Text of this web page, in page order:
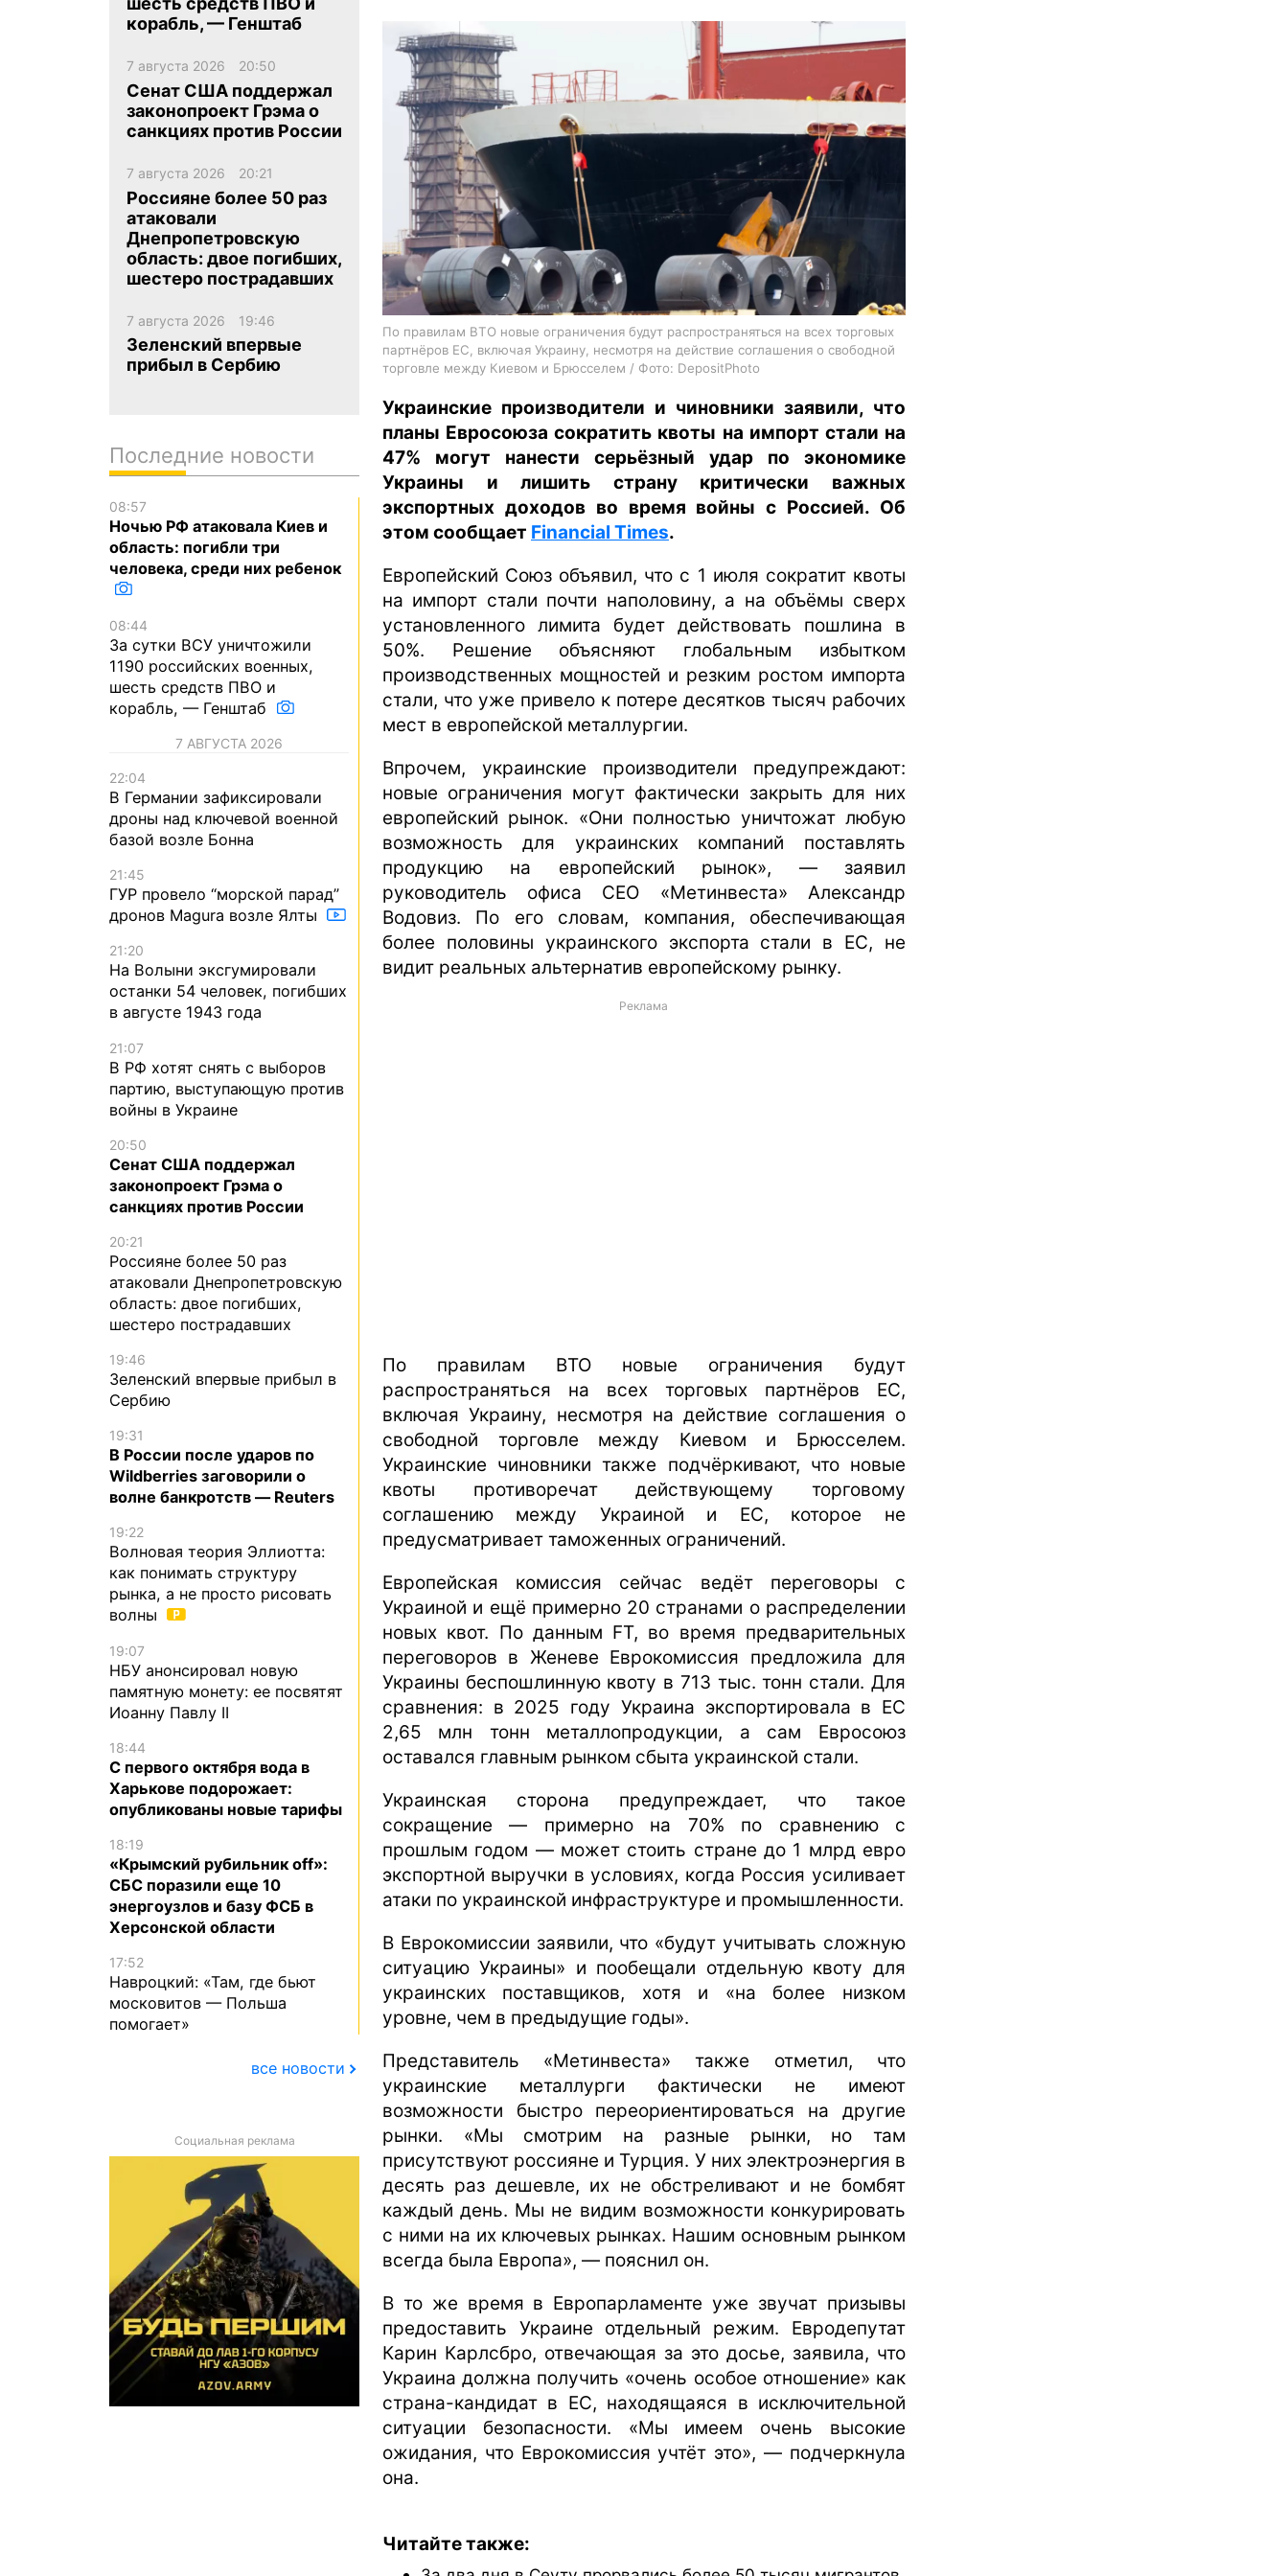
архив
gambling
en
По правилам ВТО новые ограничения будут распространяться на всех торговых
партнёров ЕС, включая Украину, несмотря на действие соглашения о свободной
торговле между Киевом и Брюсселем / Фото: DepositPhoto
Украинские производители и чиновники заявили, что
планы Евросоюза сократить квоты на импорт стали на
47% могут нанести серьёзный удар по экономике
Украины и лишить страну критически важных
экспортных доходов во время войны с Россией. Об
этом сообщает Financial Times.
Европейский Союз объявил, что с 1 июля сократит квоты
на импорт стали почти наполовину, а на объёмы сверх
установленного лимита будет действовать пошлина в
50%. Решение объясняют глобальным избытком
производственных мощностей и резким ростом импорта
стали, что уже привело к потере десятков тысяч рабочих
мест в европейской металлургии.
Впрочем, украинские производители предупреждают:
новые ограничения могут фактически закрыть для них
европейский рынок. «Они полностью уничтожат любую
возможность для украинских компаний поставлять
продукцию на европейский рынок», — заявил
руководитель офиса CEO «Метинвеста» Александр
Водовиз. По его словам, компания, обеспечивающая
более половины украинского экспорта стали в ЕС, не
видит реальных альтернатив европейскому рынку.
Реклама
По правилам ВТО новые ограничения будут
распространяться на всех торговых партнёров ЕС,
включая Украину, несмотря на действие соглашения о
свободной торговле между Киевом и Брюсселем.
Украинские чиновники также подчёркивают, что новые
квоты противоречат действующему торговому
соглашению между Украиной и ЕС, которое не
предусматривает таможенных ограничений.
Европейская комиссия сейчас ведёт переговоры с
Украиной и ещё примерно 20 странами о распределении
новых квот. По данным FT, во время предварительных
переговоров в Женеве Еврокомиссия предложила для
Украины беспошлинную квоту в 713 тыс. тонн стали. Для
сравнения: в 2025 году Украина экспортировала в ЕС
2,65 млн тонн металлопродукции, а сам Евросоюз
оставался главным рынком сбыта украинской стали.
Украинская сторона предупреждает, что такое
сокращение — примерно на 70% по сравнению с
прошлым годом — может стоить стране до 1 млрд евро
экспортной выручки в условиях, когда Россия усиливает
атаки по украинской инфраструктуре и промышленности.
В Еврокомиссии заявили, что «будут учитывать сложную
ситуацию Украины» и пообещали отдельную квоту для
украинских поставщиков, хотя и «на более низком
уровне, чем в предыдущие годы».
Представитель «Метинвеста» также отметил, что
украинские металлурги фактически не имеют
возможности быстро переориентироваться на другие
рынки. «Мы смотрим на разные рынки, но там
присутствуют россияне и Турция. У них электроэнергия в
десять раз дешевле, их не обстреливают и не бомбят
каждый день. Мы не видим возможности конкурировать
с ними на их ключевых рынках. Нашим основным рынком
всегда была Европа», — пояснил он.
В то же время в Европарламенте уже звучат призывы
предоставить Украине отдельный режим. Евродепутат
Карин Карлсбро, отвечающая за это досье, заявила, что
Украина должна получить «очень особое отношение» как
страна-кандидат в ЕС, находящаяся в исключительной
ситуации безопасности. «Мы имеем очень высокие
ожидания, что Еврокомиссия учтёт это», — подчеркнула
она.
Читайте также:
корабль, — Генштаб
7 августа 2026 20:50
Сенат США поддержал
законопроект Грэма о
санкциях против России
7 августа 2026 20:21
Россияне более 50 раз
атаковали
Днепропетровскую
область: двое погибших,
шестеро пострадавших
7 августа 2026 19:46
Зеленский впервые
прибыл в Сербию
Последние новости
08:57
Ночью РФ атаковала Киев и
область: погибли три
человека, среди них ребенок
08:44
За сутки ВСУ уничтожили
1190 российских военных,
шесть средств ПВО и
корабль, — Генштаб
7 АВГУСТА 2026
22:04
В Германии зафиксировали
дроны над ключевой военной
базой возле Бонна
21:45
ГУР провело “морской парад”
дронов Magura возле Ялты
21:20
На Волыни эксгумировали
останки 54 человек, погибших
в августе 1943 года
21:07
В РФ хотят снять с выборов
партию, выступающую против
войны в Украине
20:50
Сенат США поддержал
законопроект Грэма о
санкциях против России
20:21
Россияне более 50 раз
атаковали Днепропетровскую
область: двое погибших,
шестеро пострадавших
19:46
Зеленский впервые прибыл в
Сербию
19:31
В России после ударов по
Wildberries заговорили о
волне банкротств — Reuters
19:22
Волновая теория Эллиотта:
как понимать структуру
рынка, а не просто рисовать
волны
19:07
НБУ анонсировал новую
памятную монету: ее посвятят
Иоанну Павлу II
18:44
С первого октября вода в
Харькове подорожает:
опубликованы новые тарифы
18:19
«Крымский рубильник off»:
СБС поразили еще 10
энергоузлов и базу ФСБ в
Херсонской области
17:52
Навроцкий: «Там, где бьют
московитов — Польша
помогает»
все новости
Социальная реклама